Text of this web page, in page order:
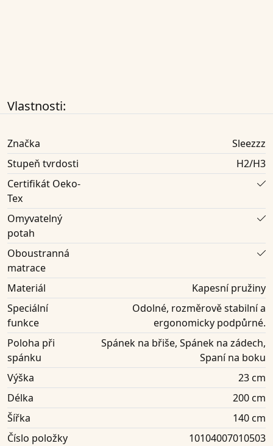
Vlastnosti:
Značka
Sleezzz
Stupeň tvrdosti
H2/H3
Certifikát Oeko-
Tex
Omyvatelný
potah
Oboustranná
matrace
Materiál
Kapesní pružiny
Speciální
funkce
Odolné, rozměrově stabilní a
ergonomicky podpůrné.
Poloha při
spánku
Spánek na břiše, Spánek na zádech,
Spaní na boku
Výška
23 cm
Délka
200 cm
Šířka
140 cm
Číslo položky
10104007010503